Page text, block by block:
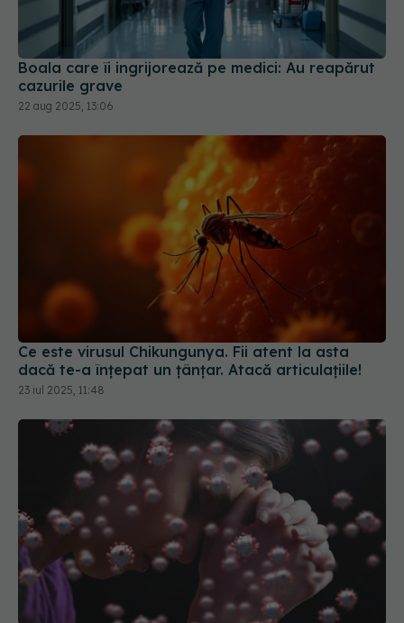
Boala care îi ingrijorează pe medici: Au reapărut
cazurile grave
22 aug 2025, 13:06
Ce este virusul Chikungunya. Fii atent la asta
dacă te-a înțepat un țânțar. Atacă articulațiile!
Un nou virus gripal de origine animală ar putea
declanșa următoarea pandemie. Medicii, în alertă